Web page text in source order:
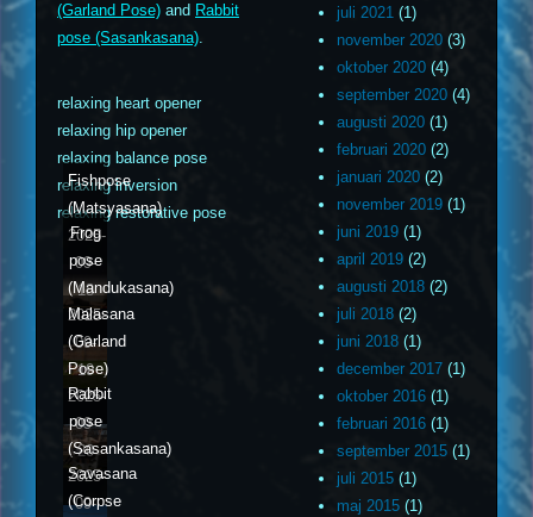
(Garland Pose) and Rabbit
pose (Sasankasana)
relaxing heart opener
relaxing hip opener
relaxing balance pose
relaxing inversion
relaxing restorative pose
Fishpose
(Matsyasana)
2025-
09-
18
Frog
pose
(Mandukasana)
2025-
09-
19
Malasana
(Garland
Pose)
2025-
09-
20
Rabbit
pose
(Sasankasana)
2025-
09-
Savasana
(Corpse
juli 2021 (1)
november 2020 (3)
oktober 2020 (4)
september 2020 (4)
augusti 2020 (1)
februari 2020 (2)
januari 2020 (2)
november 2019 (1)
juni 2019 (1)
april 2019 (2)
augusti 2018 (2)
juli 2018 (2)
juni 2018 (1)
december 2017 (1)
oktober 2016 (1)
februari 2016 (1)
september 2015 (1)
juli 2015 (1)
maj 2015 (1)